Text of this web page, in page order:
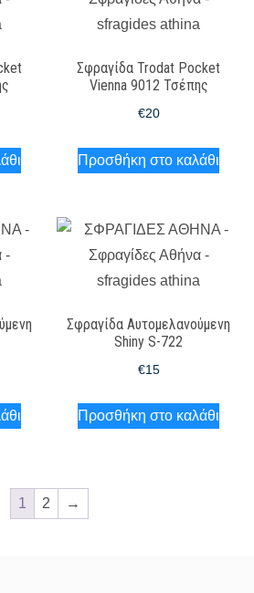
Σφραγίδα Trodat Pocket
Vienna 9012 Τσέπης
€20
Προσθήκη στο καλάθι
Σφραγίδα Αυτομελανούμενη
Shiny S-722
€15
Προσθήκη στο καλάθι
1 2 →